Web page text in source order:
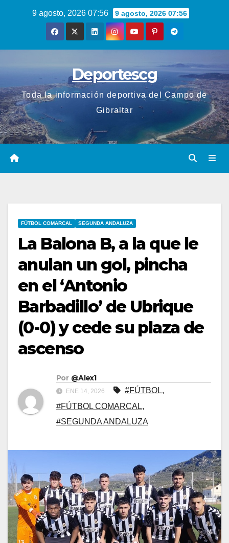
9 agosto, 2026 07:56 9 agosto, 2026 07:56
Deportescg
Toda la información deportiva del Campo de
Gibraltar
FÚTBOL COMARCAL SEGUNDA ANDALUZA
La Balona B, a la que le
anulan un gol, pincha
en el ‘Antonio
Barbadillo’ de Ubrique
(0-0) y cede su plaza de
ascenso
Por @Alex1
ENE 14, 2026 #FÚTBOL,
#FÚTBOL COMARCAL,
#SEGUNDA ANDALUZA